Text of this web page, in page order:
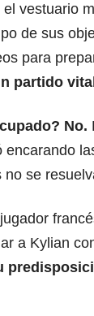
el vestuario
de sus
para
partido
No.
encarando
se
a Kylian